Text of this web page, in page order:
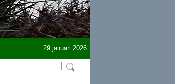
29 januari 2026